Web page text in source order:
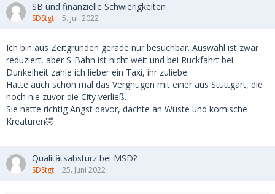
SB und finanzielle Schwierigkeiten
SDStgt 5. Juli 2022
Ich bin aus Zeitgründen gerade nur besuchbar. Auswahl ist zwar
reduziert, aber S-Bahn ist nicht weit und bei Rückfahrt bei
Dunkelheit zahle ich lieber ein Taxi, ihr zuliebe.
Hatte auch schon mal das Vergnügen mit einer aus Stuttgart, die
noch nie zuvor die City verließ.
Sie hatte richtig Angst davor, dachte an Wüste und komische
Kreaturen🤣
Qualitätsabsturz bei MSD?
SDStgt 25. Juni 2022